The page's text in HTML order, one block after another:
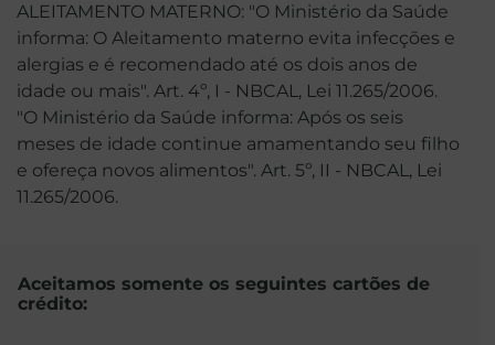
ALEITAMENTO MATERNO: "O Ministério da Saúde
informa: O Aleitamento materno evita infecções e
alergias e é recomendado até os dois anos de
idade ou mais". Art. 4º, I - NBCAL, Lei 11.265/2006.
"O Ministério da Saúde informa: Após os seis
meses de idade continue amamentando seu filho
e ofereça novos alimentos". Art. 5º, II - NBCAL, Lei
11.265/2006.
Aceitamos somente os seguintes cartões de
crédito: